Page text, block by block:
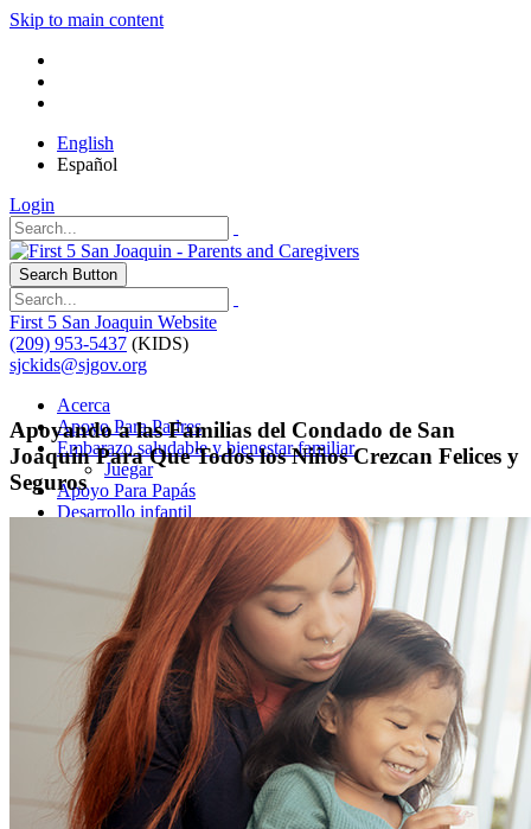
Skip to main content
English
Español
Login
Search Button
First 5 San Joaquin Website
(209) 953-5437 (KIDS)
sjckids@sjgov.org
Acerca
Apoyo Para Padres
Embarazo saludable y bienestar familiar
Juegar
Apoyo Para Papás
Desarrollo infantil
Consejos y actividades
Apoyando a las Familias del Condado de San
Joaquín Para Que Todos los Niños Crezcan Felices y
Seguros